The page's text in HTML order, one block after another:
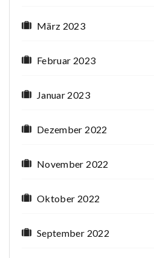
März 2023
Februar 2023
Januar 2023
Dezember 2022
November 2022
Oktober 2022
September 2022